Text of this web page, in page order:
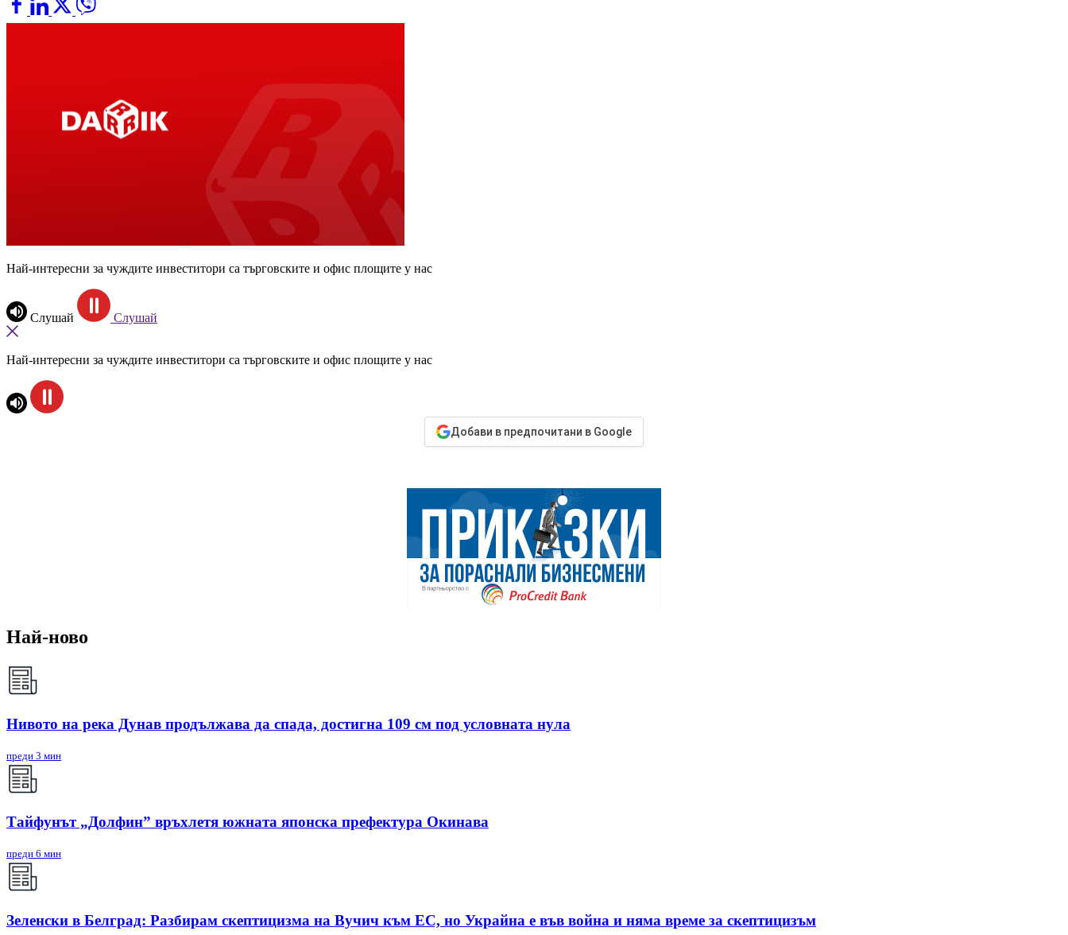
Най-интересни за чуждите инвеститори са търговските и офис площите у нас
Слушай Слушай
Най-интересни за чуждите инвеститори са търговските и офис площите у нас
Добави в предпочитани в Google
Най-ново
Нивото на река Дунав продължава да спада, достигна 109 см под условната нула
преди 3 мин
Тайфунът „Долфин” връхлетя южната японска префектура Окинава
преди 6 мин
Зеленски в Белград: Разбирам скептицизма на Вучич към ЕС, но Украйна е във война и няма време за скептицизъм